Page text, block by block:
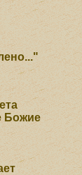
Божие